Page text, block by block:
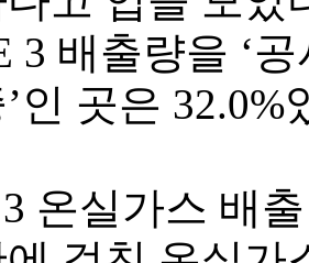
3 배출량을 ‘
인 곳은 32.0%
3 온실가스 배